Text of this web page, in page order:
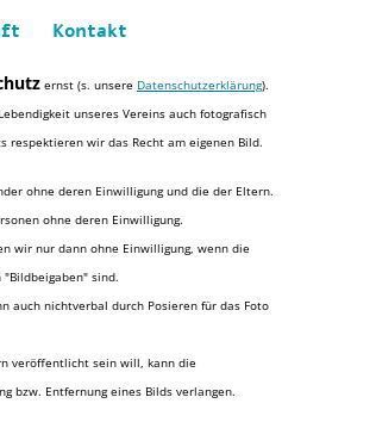
Kontakt
ernst (s. unsere Datenschutzerklärung).
unseres Vereins auch fotografisch
respektieren wir das Recht am eigenen Bild.
ohne deren Einwilligung und die der Eltern.
ohne deren Einwilligung.
wir nur dann ohne Einwilligung, wenn die
sind.
auch nichtverbal durch Posieren für das Foto
veröffentlicht sein will, kann die
bzw. Entfernung eines Bilds verlangen.